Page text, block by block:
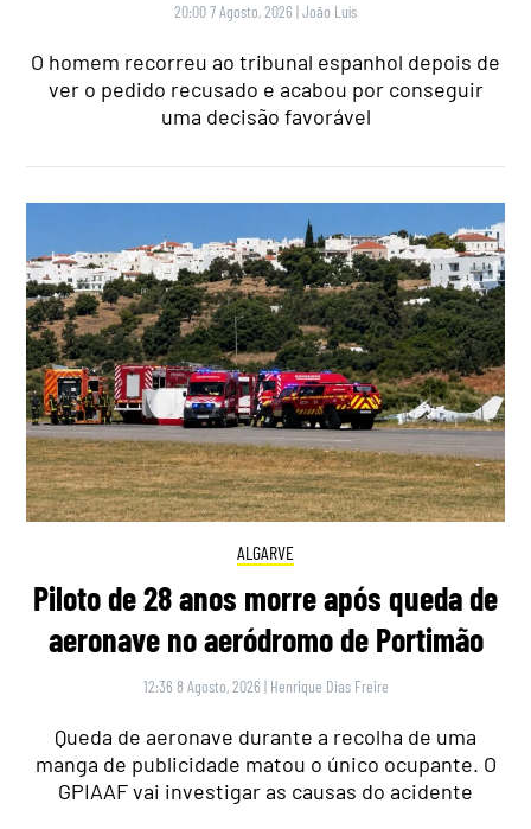
20:00 7 Agosto, 2026 |João Luís
O homem recorreu ao tribunal espanhol depois de
ver o pedido recusado e acabou por conseguir
uma decisão favorável
ALGARVE
Piloto de 28 anos morre após queda de
aeronave no aeródromo de Portimão
12:36 8 Agosto, 2026 | Henrique Dias Freire
Queda de aeronave durante a recolha de uma
manga de publicidade matou o único ocupante. O
GPIAAF vai investigar as causas do acidente